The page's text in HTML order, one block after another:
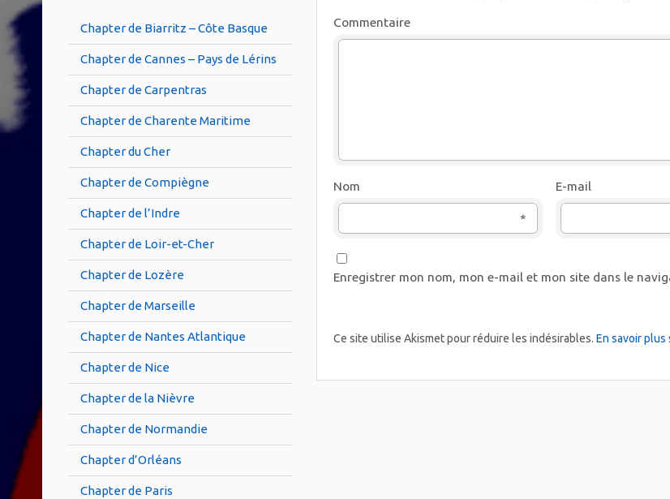
Commentaire
Nom
*
E-mail
Enregistrer mon nom, mon e-mail et mon site dans le
Ce site utilise Akismet pour réduire les indésirables. En savoir
Chapter de Biarritz – Côte Basque
Chapter de Cannes – Pays de Lérins
Chapter de Carpentras
Chapter de Charente Maritime
Chapter du Cher
Chapter de Compiègne
Chapter de l’Indre
Chapter de Loir-et-Cher
Chapter de Lozère
Chapter de Marseille
Chapter de Nantes Atlantique
Chapter de Nice
Chapter de la Nièvre
Chapter de Normandie
Chapter d’Orléans
Chapter de Paris